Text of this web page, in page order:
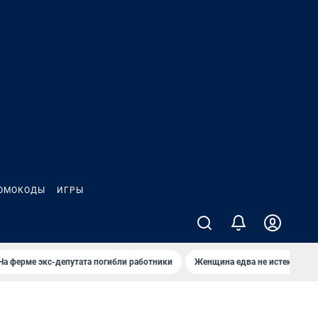
ИГРЫ
ферме экс-депутата погибли работники Женщина едва не истекла